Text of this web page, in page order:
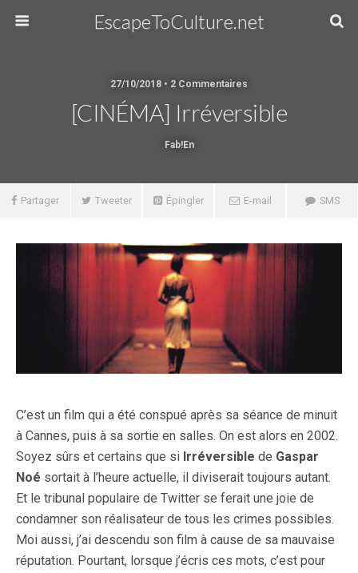
EscapeToCulture.net
27/10/2018 • 2 Commentaires
[CINÉMA] Irréversible
Fab!en
Partager Tweeter Épingler E-mail SMS
C’est un film qui a été conspué après sa séance de minuit
à Cannes, puis à sa sortie en salles. On est alors en 2002.
Soyez sûrs et certains que si Irréversible de Gaspar
Noé sortait à l’heure actuelle, il diviserait toujours autant.
Et le tribunal populaire de Twitter se ferait une joie de
condamner son réalisateur de tous les crimes possibles.
Moi aussi, j’ai descendu son film à cause de sa mauvaise
réputation. Pourtant, lorsque j’écris ces mots, c’est pour